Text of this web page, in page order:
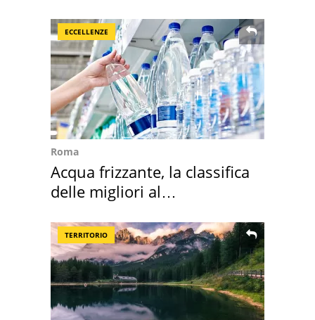
ECCELLENZE
Roma
Acqua frizzante, la classifica
delle migliori al
TERRITORIO